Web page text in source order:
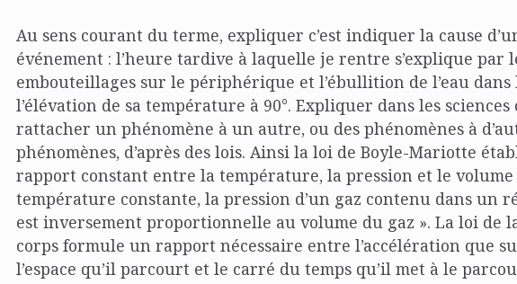
Au sens courant du terme, expliquer c’est indiquer la cause
événement : l’heure tardive à laquelle je rentre s’explique par
embouteillages sur le périphérique et l’ébullition de l’eau dans
l’élévation de sa température à 90°. Expliquer dans les sciences
rattacher un phénomène à un autre, ou des phénomènes à
phénomènes, d’après des lois. Ainsi la loi de Boyle-Mariotte
rapport constant entre la température, la pression et le volume
température constante, la pression d’un gaz contenu dans un
est inversement proportionnelle au volume du gaz ». La loi de
corps formule un rapport nécessaire entre l’accélération que
l’espace qu’il parcourt et le carré du temps qu’il met à le